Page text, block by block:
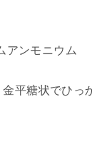
アンモニウム
平糖状でひっ